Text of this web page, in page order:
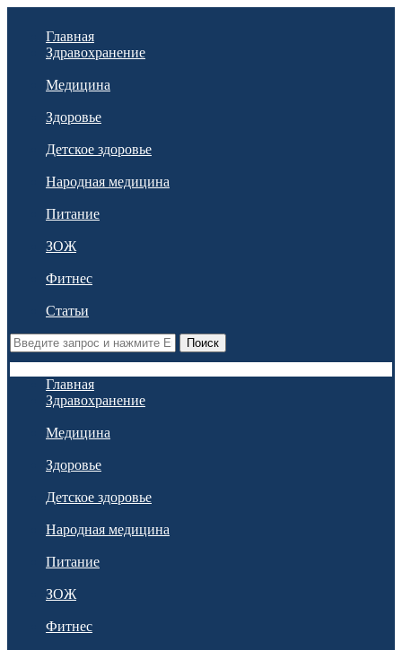
Главная
Здравохранение
Медицина
Здоровье
Детское здоровье
Народная медицина
Питание
ЗОЖ
Фитнес
Статьи
Поиск
Главная
Здравохранение
Медицина
Здоровье
Детское здоровье
Народная медицина
Питание
ЗОЖ
Фитнес